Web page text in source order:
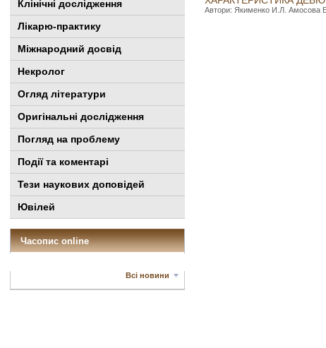
Клінічні дослідження
Лікарю-практику
Міжнародний досвід
Некролог
Огляд літератури
Оригінальні дослідження
Погляд на проблему
Події та коментарі
Тези наукових доповідей
Ювілей
Часопис online
Всі новини
Автори: Якименко И.Л. Амосова